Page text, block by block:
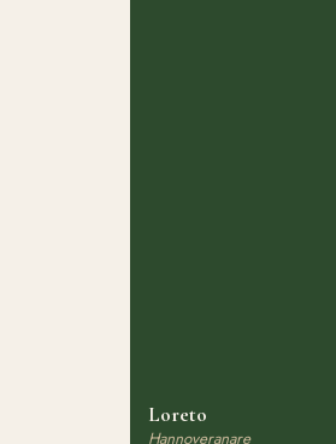
Loreto
Hannoveranare